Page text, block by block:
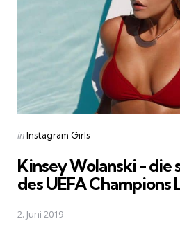
Posted
inInstagram Girls
Kinsey Wolanski - die
des UEFA Champions
2. Juni 2019